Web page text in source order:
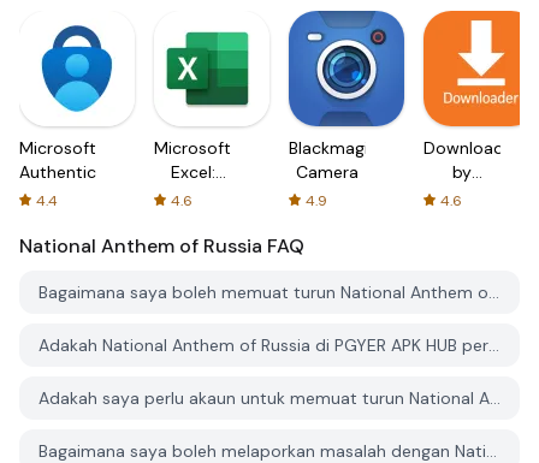
Microsoft
Authenticator
4.4
Microsoft
Excel:
Spreadsheets
4.6
Blackmagic
Camera
4.9
Downloader
by
AFTVnews
4.6
National Anthem of Russia FAQ
Bagaimana saya boleh memuat turun National Anthem of Russia dari PGYER APK HUB?
Adakah National Anthem of Russia di PGYER APK HUB percuma untuk dimuat turun?
Adakah saya perlu akaun untuk memuat turun National Anthem of Russia dari PGYER APK HUB?
Bagaimana saya boleh melaporkan masalah dengan National Anthem of Russia di PGYER APK HUB?